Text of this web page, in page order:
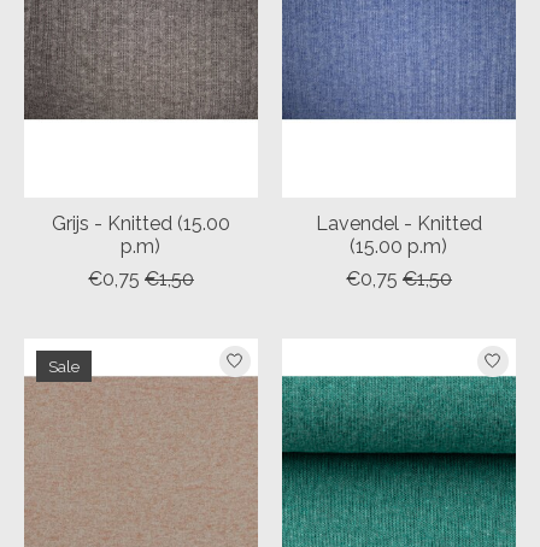
Grijs - Knitted (15.00
p.m)
€0,75 €1,50
Lavendel - Knitted
(15.00 p.m)
€0,75 €1,50
Sale